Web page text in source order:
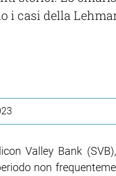
i casi della
Valley Bank
non